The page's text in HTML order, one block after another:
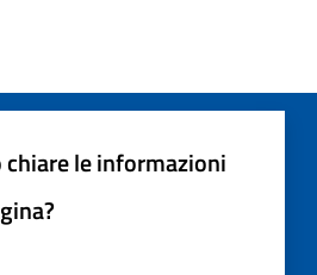
chiare le informazioni